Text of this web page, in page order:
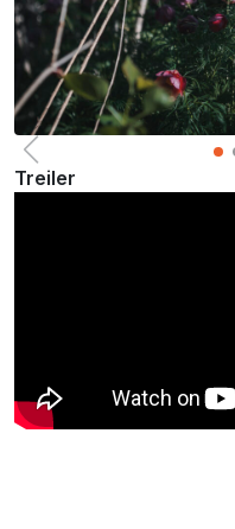
Treiler